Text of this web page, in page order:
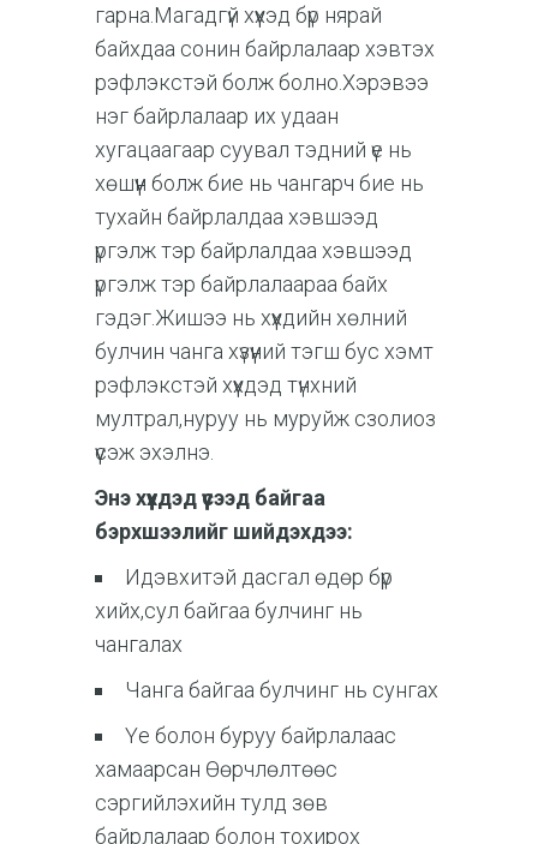
гарна.Магадгүй хүүхэд бүр нярай
байхдаа сонин байрлалаар хэвтэх
рэфлэкстэй болж болно.Хэрэвээ
нэг байрлалаар их удаан
хугацаагаар суувал тэдний үе нь
хөшүүн болж бие нь чангарч бие нь
тухайн байрлалдаа хэвшээд
үргэлж тэр байрлалдаа хэвшээд
үргэлж тэр байрлалаараа байх
гэдэг.Жишээ нь хүүхдийн хөлний
булчин чанга хүзүүний тэгш бус хэмт
рэфлэкстэй хүүхдэд түнхний
мултрал,нуруу нь муруйж сзолиоз
үүсэж эхэлнэ.
Энэ хүүхдэд үүсээд байгаа
бэрхшээлийг шийдэхдээ:
Идэвхитэй дасгал өдөр бүр
хийх,сул байгаа булчинг нь
чангалах
Чанга байгаа булчинг нь сунгах
Үе болон буруу байрлалаас
хамаарсан Өөрчлөлтөөс
сэргийлэхийн тулд зөв
байрлалаар болон тохирох